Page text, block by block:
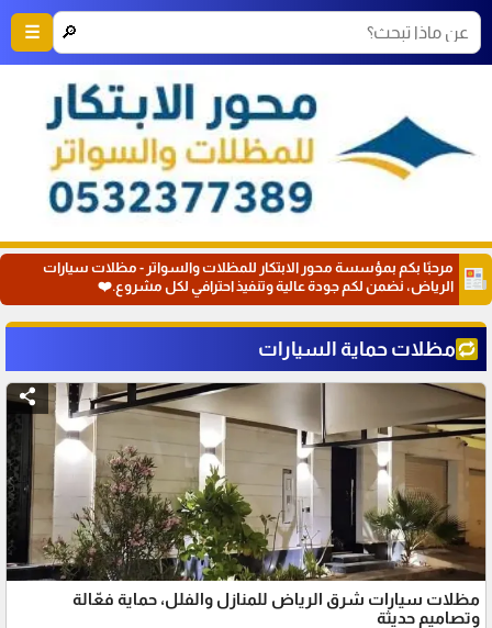
🔎
☰
مرحبًا بكم بمؤسسة محور الابتكار للمظلات والسواتر - مظلات سيارات
الرياض، نضمن لكم جودة عالية وتنفيذ احترافي لكل مشروع.❤️
مظلات حماية السيارات
مظلات سيارات شرق الرياض للمنازل والفلل، حماية فعّالة
وتصاميم حديثة